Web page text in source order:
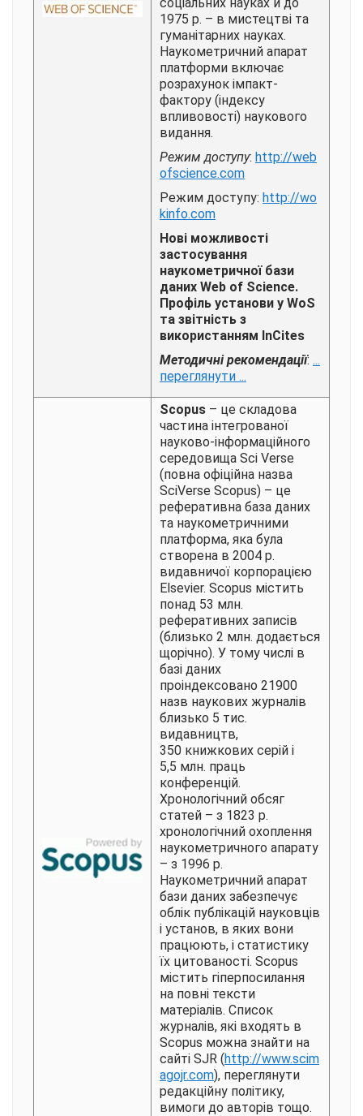
1975 р. – в мистецтві та
гуманітарних науках.
Наукометричний апарат
платформи включає
розрахунок імпакт-
фактору (індексу
впливовості) наукового
видання.
Режим доступу: http://web
ofscience.com
Режим доступу: http://wo
kinfo.com
Нові можливості
застосування
наукометричної бази
даних Web of Science.
Профіль установи у WoS
та звітність з
використанням InCites
Методичні рекомендації: ...
переглянути ...
Scopus – це складова
частина інтегрованої
науково-інформаційного
середовища Sci Verse
(повна офіційна назва
SciVerse Scopus) – це
реферативна база даних
та наукометричними
платформа, яка була
створена в 2004 р.
видавничої корпорацією
Elsevier. Scopus містить
понад 53 млн.
реферативних записів
(близько 2 млн. додається
щорічно). У тому числі в
базі даних
проіндексовано 21900
назв наукових журналів
близько 5 тис.
видавництв,
350 книжкових серій і
5,5 млн. праць
конференцій.
Хронологічний обсяг
статей – з 1823 р.
хронологічний охоплення
наукометричного апарату
– з 1996 р.
Наукометричний апарат
бази даних забезпечує
облік публікацій науковців
і установ, в яких вони
працюють, і статистику
їх цитованості. Scopus
містить гіперпосилання
на повні тексти
матеріалів. Список
журналів, які входять в
Scopus можна знайти на
сайті SJR (http://www.scim
agojr.com), переглянути
редакційну політику,
вимоги до авторів тощо.